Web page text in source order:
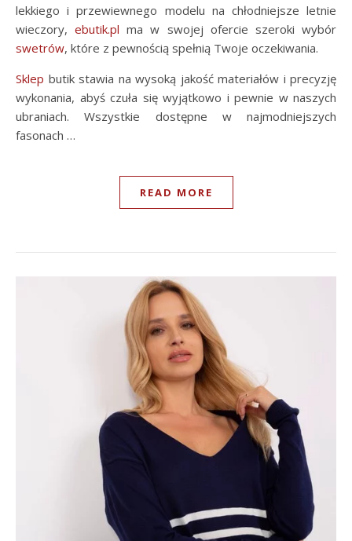
lekkiego i przewiewnego modelu na chłodniejsze letnie
wieczory,ebutik.pl ma w swojej ofercie szeroki wybór
swetrów, które z pewnością spełnią Twoje oczekiwania.
Sklep butik stawia na wysoką jakość materiałów i precyzję
wykonania, abyś czuła się wyjątkowo i pewnie w naszych
ubraniach. Wszystkie dostępne w najmodniejszych
fasonach …
READ MORE